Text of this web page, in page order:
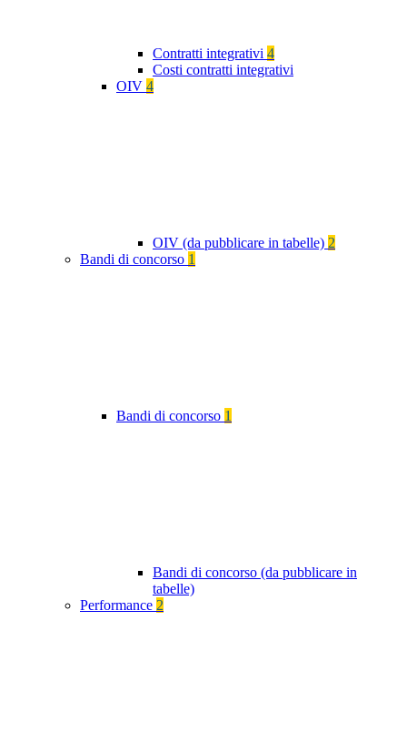
Contratti integrativi 4
Costi contratti integrativi
OIV 4
OIV (da pubblicare in tabelle) 2
Bandi di concorso 1
Bandi di concorso 1
Bandi di concorso (da pubblicare in
tabelle)
Performance 2